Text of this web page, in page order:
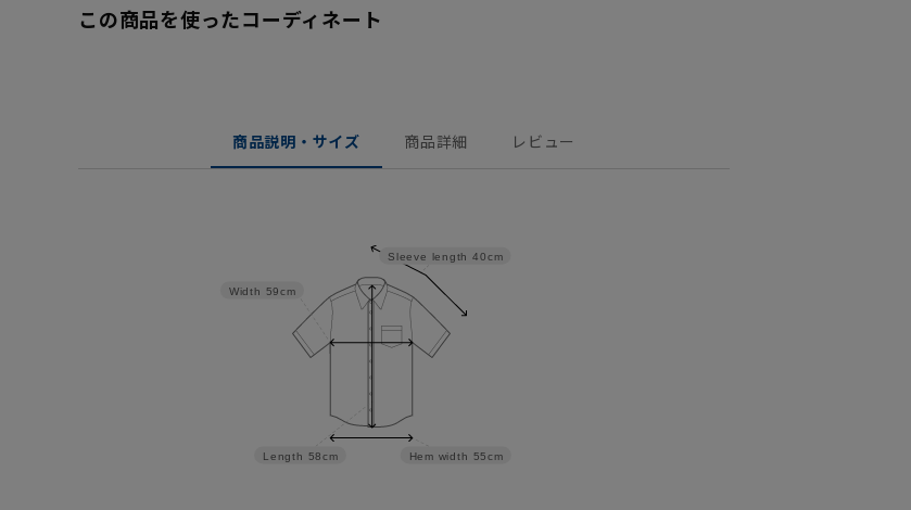
この商品を使ったコーディネート
商品説明・サイズ 商品詳細 レビュー
Hem width 55cm
Sleeve length 40cm
Length 58cm
Width 59cm